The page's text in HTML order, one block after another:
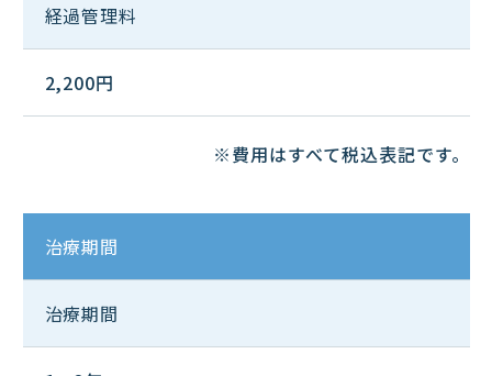
経過管理料
2,200円
※費用はすべて税込表記です。
治療期間
治療期間